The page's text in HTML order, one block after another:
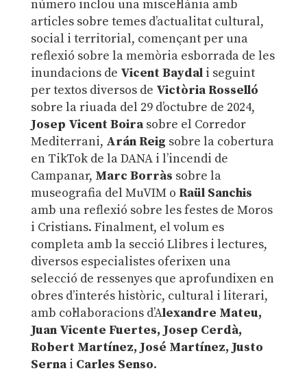
número inclou una miscel·lània amb
articles sobre temes d’actualitat cultural,
social i territorial, començant per una
reflexió sobre la memòria esborrada de les
inundacions de Vicent Baydali seguint
per textos diversos de Victòria Rosselló
sobre la riuada del 29 d’octubre de 2024,
Josep Vicent Boirasobre el Corredor
Mediterrani, Arán Reig sobre la cobertura
en TikTok de la DANA i l’incendi de
Campanar, Marc Borràs sobre la
museografia del MuVIM o Raül Sanchis
amb una reflexió sobre les festes de Moros
i Cristians. Finalment, el volum es
completa amb la secció Llibres i lectures,
diversos especialistes oferixen una
selecció de ressenyes que aprofundixen en
obres d’interés històric, cultural i literari,
amb col·laboracions d’Alexandre Mateu,
Juan Vicente Fuertes, Josep Cerdà,
Robert Martínez, José Martínez, Justo
Sernai Carles Senso.